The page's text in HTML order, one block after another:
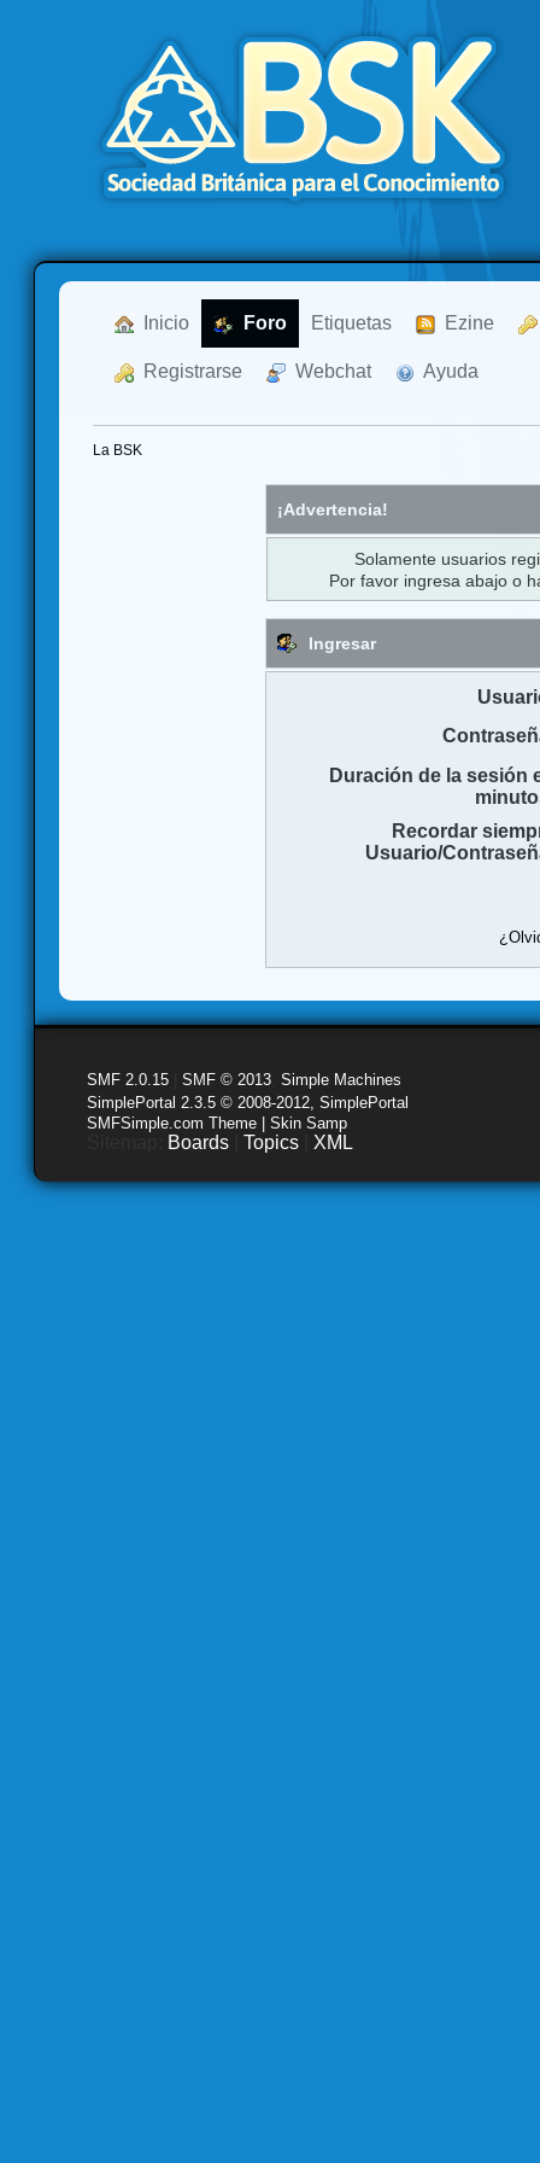
Inicio Foro Etiquetas Ezine
Registrarse Webchat Ayuda
La BSK
¡Advertencia!
Solamente usuarios
Por favor ingresa abajo o
Ingresar
Duración de la sesión
Recordar
Usuario/
SMF 2.0.15 SMF © 2013 Simple Machines
SimplePortal 2.3.5 © 2008-2012, SimplePortal
SMFSimple.com Theme | Skin Samp
Boards Topics XML